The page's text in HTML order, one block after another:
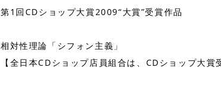
第1回CDショップ大賞2009“大賞”受賞作品
相対性理論「シフォン主義」
【全日本CDショップ店員組合は、CDショップ大賞